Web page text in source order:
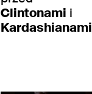
Clintonami i
Kardashianami